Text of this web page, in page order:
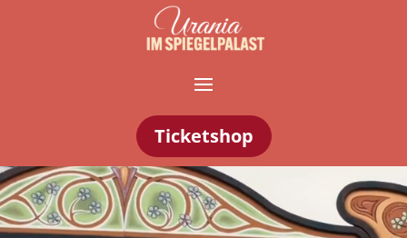
Ticketshop
Video-
Player